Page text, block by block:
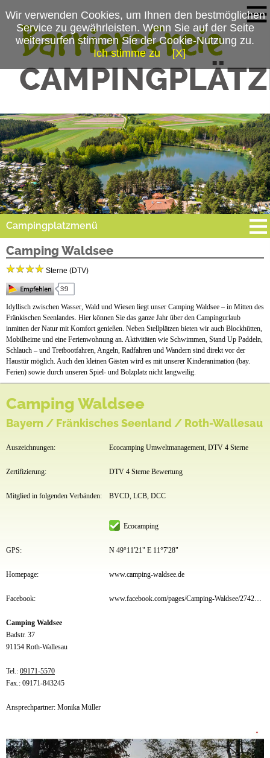
Campingplatzmenü
Platzdaten
Anfahrt
Camping Waldsee
Sterne (DTV)
Idyllisch zwischen Wasser, Wald und Wiesen liegt unser Camping Waldsee – in Mitten des
Fränkischen Seenlandes. Hier können Sie das ganze Jahr über den Campingurlaub
inmitten der Natur mit Komfort genießen. Neben Stellplätzen bieten wir auch Blockhütten,
Mobilheime und eine Ferienwohnung an. Aktivitäten wie Schwimmen, Stand Up Paddeln,
Schlauch – und Tretbootfahren, Angeln, Radfahren und Wandern sind direkt vor der
Haustür möglich. Auch den kleinen Gästen wird es mit unserer Kinderanimation (bay.
Ferien) sowie durch unseren Spiel- und Bolzplatz nicht langweilig.
Camping Waldsee
Bayern / Fränkisches Seenland / Roth-Wallesau
Auszeichnungen: Ecocamping Umweltmanagement, DTV 4 Sterne
Zertifizierung: DTV 4 Sterne Bewertung
Mitglied in folgenden Verbänden: BVCD, LCB, DCC
Ecocamping
GPS: N 49°11'21" E 11°7'28"
Homepage: www.camping-waldsee.de
Facebook: www.facebook.com/pages/Camping-Waldsee/274261882637747
Camping Waldsee
Badstr. 37
91154 Roth-Wallesau
Tel.: 09171-5570
Fax.: 09171-843245
Ansprechpartner: Monika Müller
Wir verwenden Cookies, um Ihnen den bestmöglichen
Service zu gewährleisten. Wenn Sie auf der Seite
weitersurfen stimmen Sie der Cookie-Nutzung zu.
Ich stimme zu
[X]